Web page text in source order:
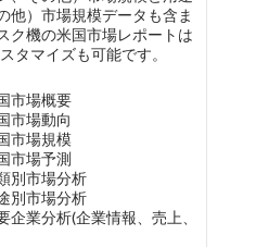
他）市場規模データも含ま
ク機の米国市場レポートは
タマイズも可能です。
市場概要
市場動向
市場規模
市場予測
別市場分析
別市場分析
企業分析(企業情報、売上、